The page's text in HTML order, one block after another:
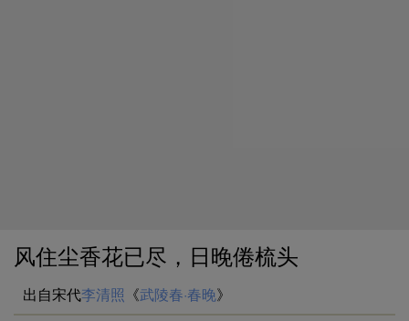
风住尘香花已尽，日晚倦梳头
出自宋代李清照 《武陵春·春晚》